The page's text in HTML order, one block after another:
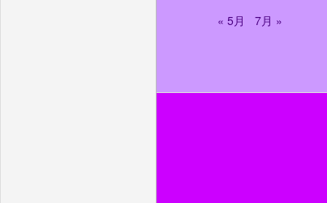
« 5月 7月 »